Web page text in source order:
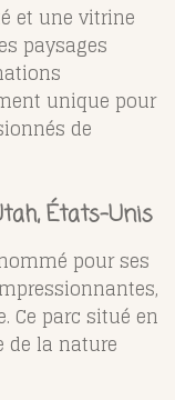
et une vitrine
paysages
unique pour
de
États-Unis
pour ses
Ce parc situé en
de la nature